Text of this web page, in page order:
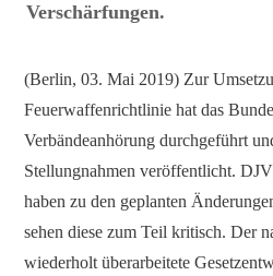
Verschärfungen.
(Berlin, 03. Mai 2019) Zur
Feuerwaffenrichtlinie hat das
Verbändeanhörung durchgeführt
Stellungnahmen veröffentlicht.
haben zu den geplanten
sehen diese zum Teil kritisch. Der
wiederholt überarbeitete